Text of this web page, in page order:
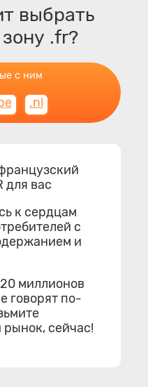
выбрать
.fr?
с ним
.nl
для вас
к сердцам
с
и
миллионов
говорят по-
сейчас!